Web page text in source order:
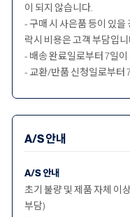
이 되지 않습니다.
- 구매 시 사은품 등이 있
락시 비용은 고객 부담입
- 배송 완료일로부터 7일
- 교환/반품 신청일로부터
A/S 안내
A/S 안내
초기 불량 및 제품 자체 이
부담)